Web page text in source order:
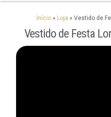
Início» Loja » Vestido de
Vestido de Festa